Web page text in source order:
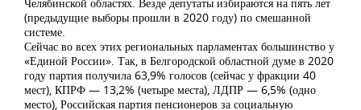
(предыдущие выборы прошли в 2020 году) по смешанной
системе.
Сейчас во всех этих региональных парламентах большинство у
«Единой России». Так, в Белгородской областной думе в 2020
году партия получила 63,9% голосов (сейчас у фракции 40
мест), КПРФ — 13,2% (четыре места), ЛДПР — 6,5% (одно
место), Российская партия пенсионеров за социальную